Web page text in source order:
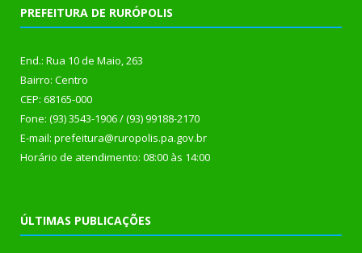
PREFEITURA DE RURÓPOLIS
End.: Rua 10 de Maio, 263
Bairro: Centro
CEP: 68165-000
Fone: (93) 3543-1906 / (93) 99188-2170
E-mail: prefeitura@ruropolis.pa.gov.br
Horário de atendimento: 08:00 às 14:00
ÚLTIMAS PUBLICAÇÕES